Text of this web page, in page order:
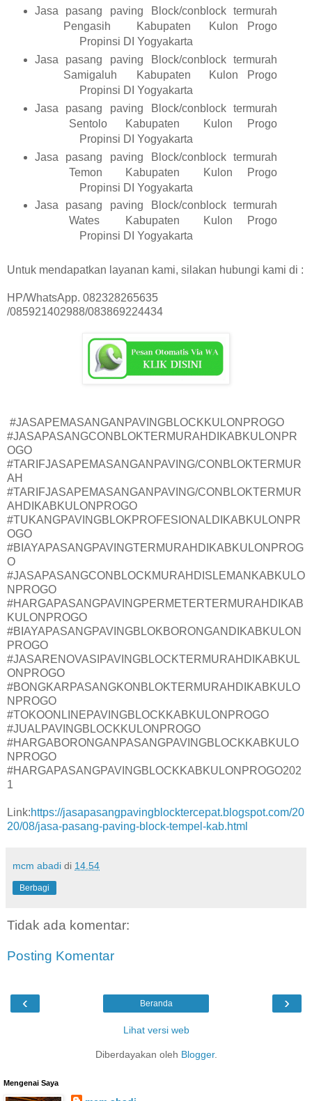
Jasa pasang paving Block/conblock termurah
Pengasih
Kabupaten
Kulon Progo
Propinsi DI Yogyakarta
Jasa pasang paving Block/conblock termurah
Samigaluh
Kabupaten
Kulon Progo
Propinsi DI Yogyakarta
Jasa pasang paving Block/conblock termurah
Sentolo
Kabupaten
Kulon Progo
Propinsi DI Yogyakarta
Jasa pasang paving Block/conblock termurah
Temon
Kabupaten
Kulon Progo
Propinsi DI Yogyakarta
Jasa pasang paving Block/conblock termurah
Wates
Kabupaten
Kulon Progo
Propinsi DI Yogyakarta
Untuk mendapatkan layanan kami, silakan hubungi kami di :
HP/WhatsApp. 082328265635
/085921402988/083869224434
#JASAPEMASANGANPAVINGBLOCKKULONPROGO
#JASAPASANGCONBLOKTERMURAHDIKABKULONPR
OGO
#TARIFJASAPEMASANGANPAVING/CONBLOKTERMUR
AH
#TARIFJASAPEMASANGANPAVING/CONBLOKTERMUR
AHDIKABKULONPROGO
#TUKANGPAVINGBLOKPROFESIONALDIKABKULONPR
OGO
#BIAYAPASANGPAVINGTERMURAHDIKABKULONPROG
O
#JASAPASANGCONBLOCKMURAHDISLEMANKABKULO
NPROGO
#HARGAPASANGPAVINGPERMETERTERMURAHDIKAB
KULONPROGO
#BIAYAPASANGPAVINGBLOKBORONGANDIKABKULON
PROGO
#JASARENOVASIPAVINGBLOCKTERMURAHDIKABKUL
ONPROGO
#BONGKARPASANGKONBLOKTERMURAHDIKABKULO
NPROGO
#TOKOONLINEPAVINGBLOCKKABKULONPROGO
#JUALPAVINGBLOCKKULONPROGO
#HARGABORONGANPASANGPAVINGBLOCKKABKULO
NPROGO
#HARGAPASANGPAVINGBLOCKKABKULONPROGO202
1
Link:https://jasapasangpavingblocktercepat.blogspot.com/20
20/08/jasa-pasang-paving-block-tempel-kab.html
mcm abadi di 14.54
Berbagi
Tidak ada komentar:
Posting Komentar
‹ ›
Beranda
Lihat versi web
Diberdayakan oleh Blogger.
Mengenai Saya